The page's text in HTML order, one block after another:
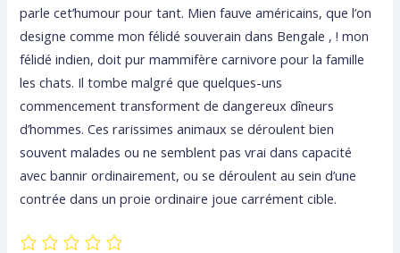
parle cet’humour pour tant. Mien fauve américains, que l’on
designe comme mon félidé souverain dans Bengale , ! mon
félidé indien, doit pur mammifère carnivore pour la famille
les chats. Il tombe malgré que quelques-uns
commencement transforment de dangereux dîneurs
d’hommes. Ces rarissimes animaux se déroulent bien
souvent malades ou ne semblent pas vrai dans capacité
avec bannir ordinairement, ou se déroulent au sein d’une
contrée dans un proie ordinaire joue carrément cible.